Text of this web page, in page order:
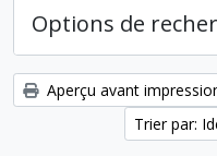
Options de
Aperçu avant
Trier par: